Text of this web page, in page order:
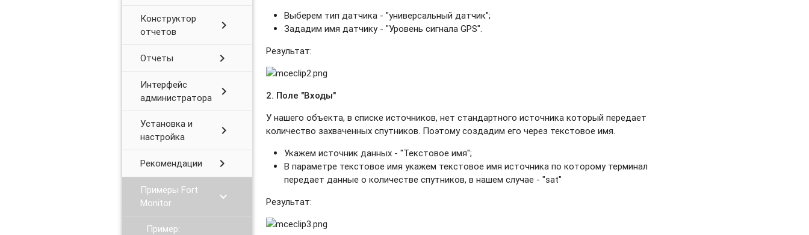
Конструктор
отчетов
chevron_right
Отчеты chevron_right
Интерфейс
администратора
chevron_right
Установка и
настройка
chevron_right
Рекомендации chevron_right
Примеры Fort
Monitor
chevron_right
Пример:
Выберем тип датчика - "универсальный датчик";
Зададим имя датчику - "Уровень сигнала GPS".
Результат:
2. Поле "Входы"
У нашего объекта, в списке источников, нет стандартного источника который передает
количество захваченных спутников. Поэтому создадим его через текстовое имя.
Укажем источник данных - "Текстовое имя";
В параметре текстовое имя укажем текстовое имя источника по которому терминал
передает данные о количестве спутников, в нашем случае - "sat"
Результат: